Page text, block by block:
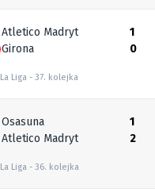
Atletico Madryt
Girona
La Liga 37. kolejka
1
0
Osasuna
Atletico Madryt
La Liga 36. kolejka
1
2